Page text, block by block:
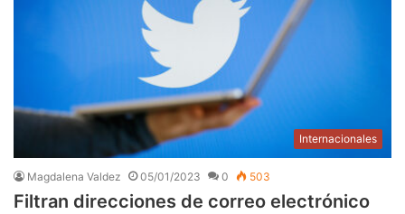
Internacionales
Magdalena Valdez 05/01/2023 0 503
Filtran direcciones de correo electrónico